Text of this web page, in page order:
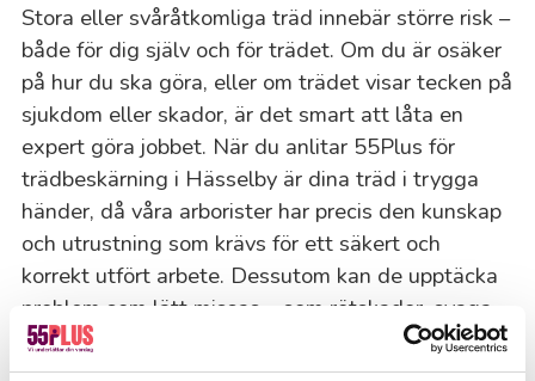
Stora eller svåråtkomliga träd innebär större risk –
både för dig själv och för trädet. Om du är osäker
på hur du ska göra, eller om trädet visar tecken på
sjukdom eller skador, är det smart att låta en
expert göra jobbet. När du anlitar 55Plus för
trädbeskärning i Hässelby är dina träd i trygga
händer, då våra arborister har precis den kunskap
och utrustning som krävs för ett säkert och
korrekt utfört arbete. Dessutom kan de upptäcka
problem som lätt missas – som rötskador, svaga
grenar eller tecken på ohälsa.